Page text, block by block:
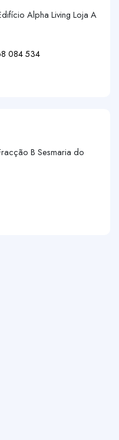
Alpha Living Loja A
084 534
B Sesmaria do